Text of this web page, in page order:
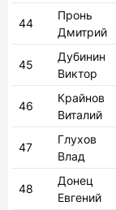
44
Пронь
Дмитрий
45
Дубинин
Виктор
46
Крайнов
Виталий
47
Глухов
Влад
48
Донец
Евгений